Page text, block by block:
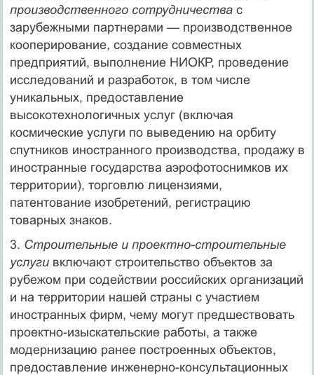
производственного со­трудничества с
зарубежными партнерами — производственное
кооперирование, создание совместных
предприятий, выполнение НИОКР, проведение
исследований и разработок, в том числе
уникальных, предоставление
высокотехнологичных услуг (включая
космические услуги по выведению на орбиту
спутников ино­странного производства, продажу в
иностранные государства аэрофо­тоснимков их
территории), торговлю лицензиями,
патентование изобретений, регистрацию
товарных знаков.
3. Строительные и проектно-строительные
услуги включают строи­тельство объектов за
рубежом при содействии российских организа­ций
и на территории нашей страны с участием
иностранных фирм, чему могут предшествовать
проектно-изыскательские работы, а также
модернизацию ранее построенных объектов,
предоставление инже­нерно-консультационных